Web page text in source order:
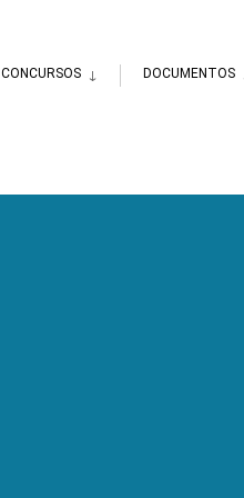
CONCURSOS DOCUMENTOS